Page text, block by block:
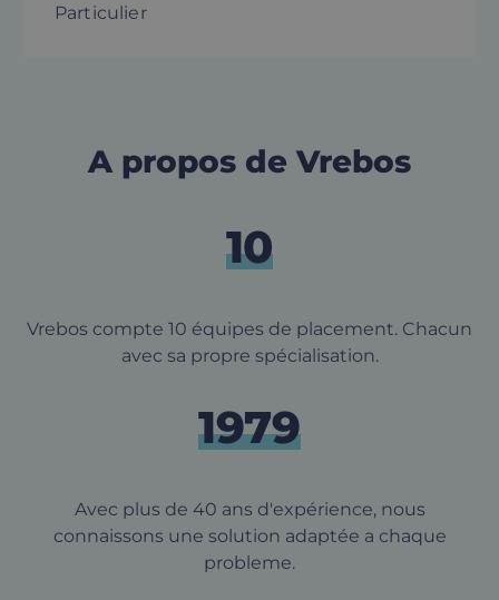
Particulier
A propos de Vrebos
10
Vrebos compte 10 équipes de placement. Chacun
avec sa propre spécialisation.
1979
Avec plus de 40 ans d'expérience, nous
connaissons une solution adaptée a chaque
probleme.